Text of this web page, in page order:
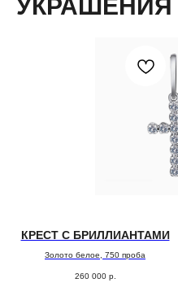
УКРАШЕНИЯ
КРЕСТ С БРИЛЛИАНТАМИ
Золото белое, 750 проба
260 000 р.